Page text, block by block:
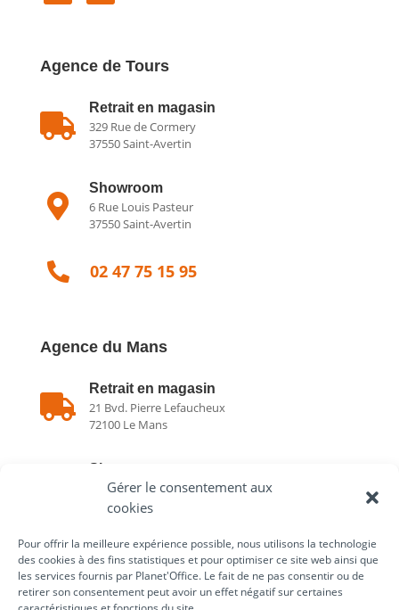
Gérer le consentement aux
cookies
Pour offrir la meilleure expérience possible, nous utilisons la technologie
des cookies à des fins statistiques et pour optimiser ce site web ainsi que
les services fournis par Planet'Office. Le fait de ne pas consentir ou de
retirer son consentement peut avoir un effet négatif sur certaines
Agence de Tours

Retrait en magasin
329 Rue de Cormery
37550 Saint-Avertin

Showroom
6 Rue Louis Pasteur
37550 Saint-Avertin
 02 47 75 15 95
Agence du Mans

Retrait en magasin
21 Bvd. Pierre Lefaucheux
72100 Le Mans
Showroom
21 Bvd. Pierre Lefaucheux
72100 Le Mans
 02 43 75 78 75